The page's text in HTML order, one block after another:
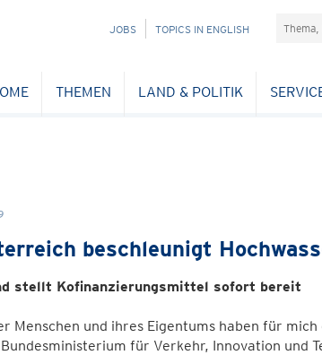
NAVIGATION
JOBS TOPICS IN ENGLISH
THEMEN LAND & POLITIK
beschleunigt
stellt Kofinanzierungsmittel sofort bereit
Menschen und ihres Eigentums haben für
für Verkehr, Innovation und